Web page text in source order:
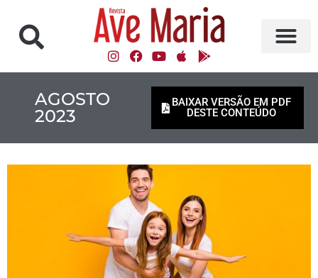
AGOSTO
2023
BAIXAR VERSÃO EM PDF
DESTE CONTEÚDO